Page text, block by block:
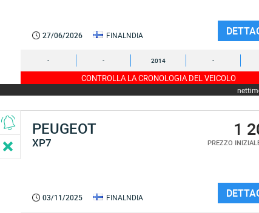
27/06/2026 FINALNDIA
- - 2014 -
CONTROLLA LA CRONOLOGIA DEL VEICOLO
PEUGEOT
XP7
1
PREZZO
03/11/2025 FINALNDIA